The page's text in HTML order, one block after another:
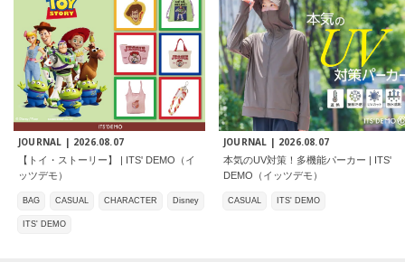
JOURNAL | 2026.08.07
【トイ・ストーリー】 | ITS' DEMO（イ
ッツデモ）
BAG CASUAL CHARACTER Disney
ITS' DEMO
JOURNAL | 2026.08.07
本気のUV対策！多機能パーカー | ITS'
DEMO（イッツデモ）
CASUAL ITS' DEMO